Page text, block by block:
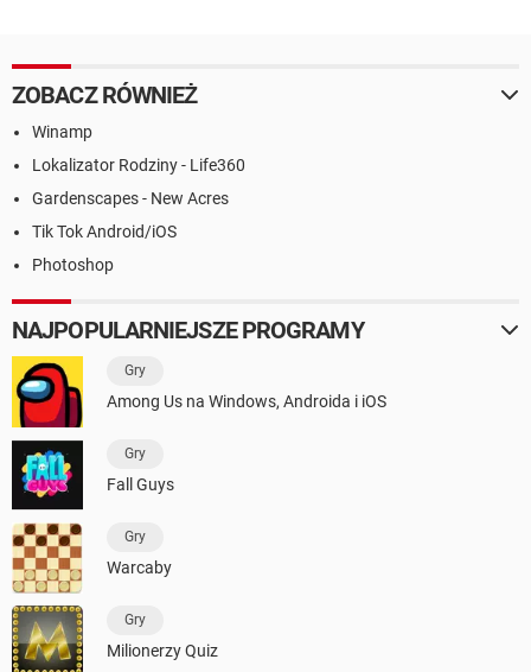
ZOBACZ RÓWNIEŻ
Winamp
Lokalizator Rodziny - Life360
Gardenscapes - New Acres
Tik Tok Android/iOS
Photoshop
NAJPOPULARNIEJSZE PROGRAMY
Gry
Among Us na Windows, Androida i iOS
Gry
Fall Guys
Gry
Warcaby
Gry
Milionerzy Quiz